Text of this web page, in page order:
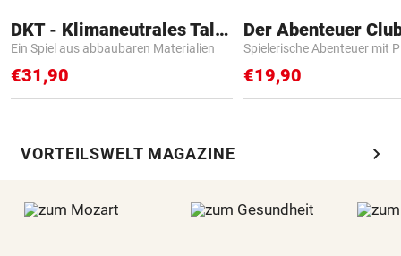
DKT - Klimaneutrales Talent
Ein Spiel aus abbaubaren Materialien
€31,90
Der Abenteuer
Spielerische Abenteuer mit
€19,90
VORTEILSWELT MAGAZINE chevron_right